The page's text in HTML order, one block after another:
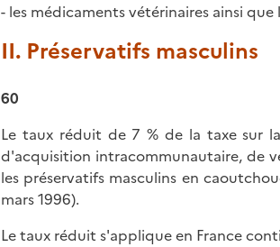
- les médicaments vétérinaires ainsi
II. Préservatifs masculins
60
Le taux réduit de 7 % de la taxe sur
d'acquisition intracommunautaire, de
les préservatifs masculins en
mars 1996).
Le taux réduit s'applique en France